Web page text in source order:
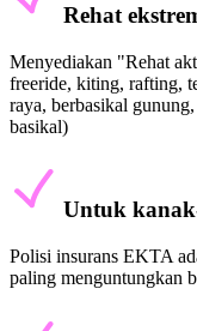
Rehat
Menyediakan "Rehat
freeride, kiting, rafting,
raya, berbasikal
basikal)
Untuk
Polisi insurans EKTA
paling menguntungkan